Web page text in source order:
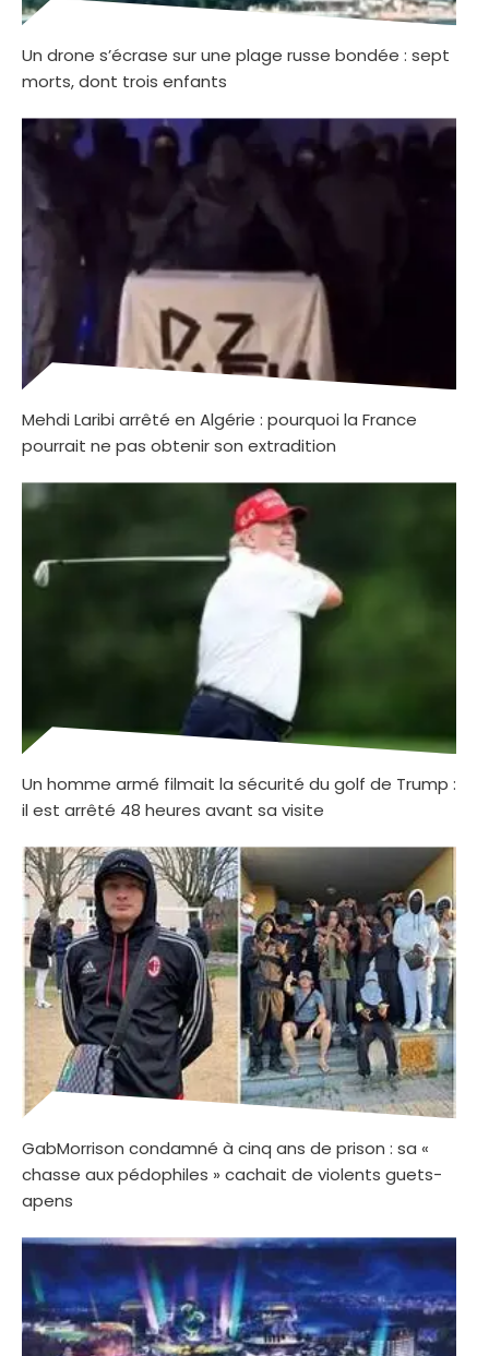
Un drone s’écrase sur une plage russe bondée : sept
morts, dont trois enfants
Mehdi Laribi arrêté en Algérie : pourquoi la France
pourrait ne pas obtenir son extradition
Un homme armé filmait la sécurité du golf de Trump :
il est arrêté 48 heures avant sa visite
GabMorrison condamné à cinq ans de prison : sa «
chasse aux pédophiles » cachait de violents guets-
apens